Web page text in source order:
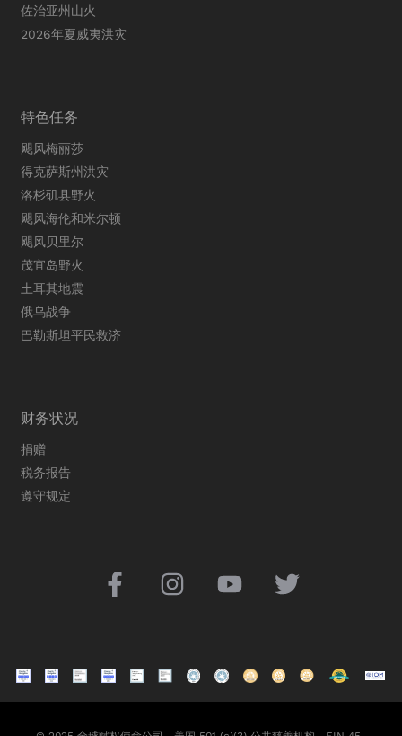
佐治亚州山火
2026年夏威夷洪灾
特色任务
飓风梅丽莎
得克萨斯州洪灾
洛杉矶县野火
飓风海伦和米尔顿
飓风贝里尔
茂宜岛野火
土耳其地震
俄乌战争
巴勒斯坦平民救济
财务状况
捐赠
税务报告
遵守规定